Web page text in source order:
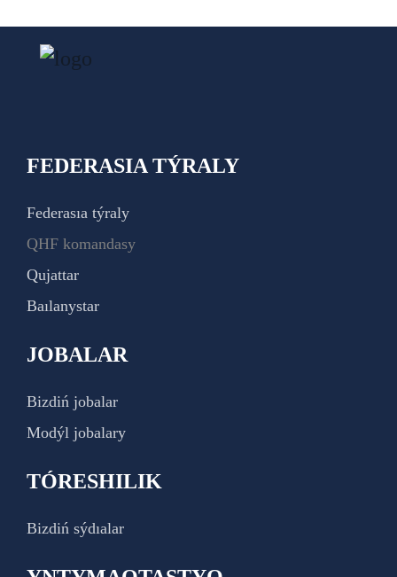
FEDERASIA TÝRALY
Federasıa týraly
QHF komandasy
Qujattar
Baılanystar
JOBALAR
Bizdiń jobalar
Modýl jobalary
TÓRESHILIK
Bizdiń sýdıalar